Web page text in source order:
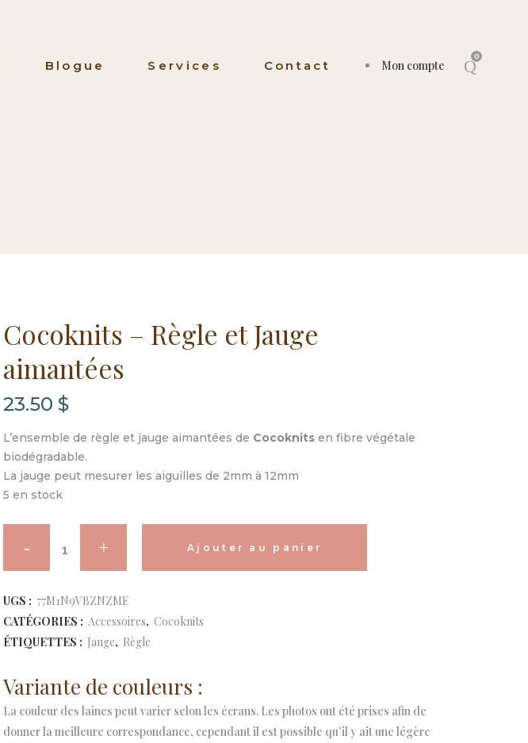
Mon compte
0
Blogue Services Contact
Cocoknits – Règle et Jauge
aimantées
23.50 $
L’ensemble de règle et jauge aimantées de Cocoknits en fibre végétale
biodégradable.
La jauge peut mesurer les aiguilles de 2mm à 12mm
5 en stock
-
Règle
et
aimantées
quantity
Ajouter au panier
UGS : 77M1N9VBZNZME
CATÉGORIES : Accessoires, Cocoknits
ÉTIQUETTES : Jauge, Règle
Variante de couleurs :
La couleur des laines peut varier selon les écrans. Les photos ont été prises afin de
donner la meilleure correspondance, cependant il est possible qu’il y ait une légère